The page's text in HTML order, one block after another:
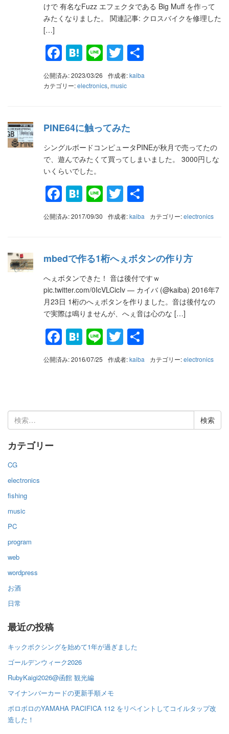
けで 有名なFuzz エフェクタである Big Muff を作って
みたくなりました。 関連記事: クロスバイクを修理した
[…]
Facebook
Hatena
LineTwitter
有
公開済み: 2023/03/26 作成者:kaiba
カテゴリー:electronics, music
PINE64に触ってみた
シングルボードコンピュータPINEが秋月で売ってたの
で、遊んでみたくて買ってしまいました。 3000円しな
いくらいでした。
Facebook
Hatena
LineTwitter
有
公開済み: 2017/09/30 作成者:kaiba カテゴリー:electronics
mbedで作る1桁へぇボタンの作り方
へぇボタンできた！ 音は後付ですｗ
pic.twitter.com/0IcVLCicIv — カイバ (@kaiba) 2016年7
月23日 1桁のへぇボタンを作りました。音は後付なの
で実際は鳴りませんが、へぇ音は心のな […]
Facebook
Hatena
LineTwitter
有
公開済み: 2016/07/25 作成者:kaiba カテゴリー:electronics
検
索:
カテゴリー
CG
electronics
fishing
music
PC
program
web
wordpress
お酒
日常
最近の投稿
キックボクシングを始めて1年が過ぎました
ゴールデンウィーク2026
RubyKaigi2026@函館 観光編
マイナンバーカードの更新手順メモ
ボロボロのYAMAHA PACIFICA 112 をリペイントしてコイルタップ改
造した！